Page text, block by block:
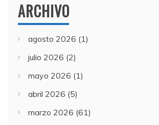
ARCHIVO
agosto 2026 (1)
julio 2026 (2)
mayo 2026 (1)
abril 2026 (5)
marzo 2026 (61)